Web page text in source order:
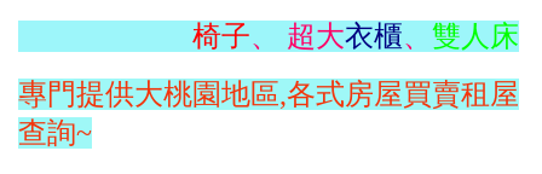
椅子、 超大衣櫃、 雙人床
專門提供大桃園地區,各式房屋買賣租屋
查詢~